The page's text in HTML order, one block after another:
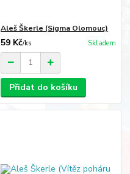
Aleš Škerle (Sigma Olomouc)
59 Kč/ks Skladem
Přidat do košíku